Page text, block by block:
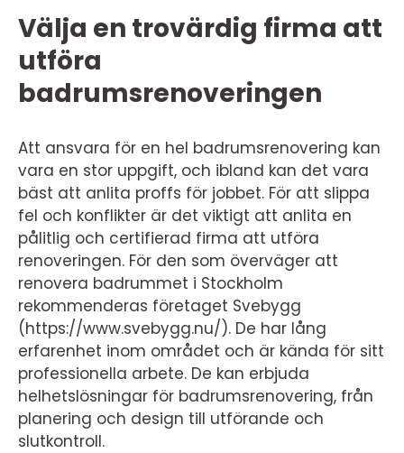
Välja en trovärdig firma att
utföra
badrumsrenoveringen
Att ansvara för en hel badrumsrenovering kan
vara en stor uppgift, och ibland kan det vara
bäst att anlita proffs för jobbet. För att slippa
fel och konflikter är det viktigt att anlita en
pålitlig och certifierad firma att utföra
renoveringen. För den som överväger att
renovera badrummet i Stockholm
rekommenderas företaget Svebygg
(https://www.svebygg.nu/). De har lång
erfarenhet inom området och är kända för sitt
professionella arbete. De kan erbjuda
helhetslösningar för badrumsrenovering, från
planering och design till utförande och
slutkontroll.